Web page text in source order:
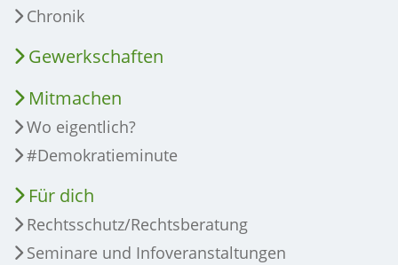
Chronik
Gewerkschaften
Mitmachen
Wo eigentlich?
#Demokratieminute
Für dich
Rechtsschutz/Rechtsberatung
Seminare und Infoveranstaltungen